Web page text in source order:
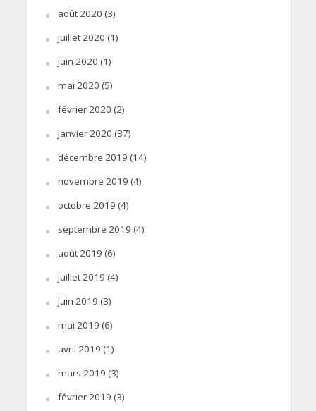
août 2020 (3)
juillet 2020 (1)
juin 2020 (1)
mai 2020 (5)
février 2020 (2)
janvier 2020 (37)
décembre 2019 (14)
novembre 2019 (4)
octobre 2019 (4)
septembre 2019 (4)
août 2019 (6)
juillet 2019 (4)
juin 2019 (3)
mai 2019 (6)
avril 2019 (1)
mars 2019 (3)
février 2019 (3)